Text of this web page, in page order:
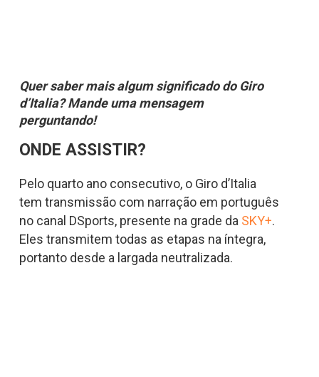
Quer saber mais algum significado do Giro
d’Italia? Mande uma mensagem
perguntando!
ONDE ASSISTIR?
Pelo quarto ano consecutivo, o Giro d’Italia
tem transmissão com narração em português
no canal DSports, presente na grade da SKY+.
Eles transmitem todas as etapas na íntegra,
portanto desde a largada neutralizada.